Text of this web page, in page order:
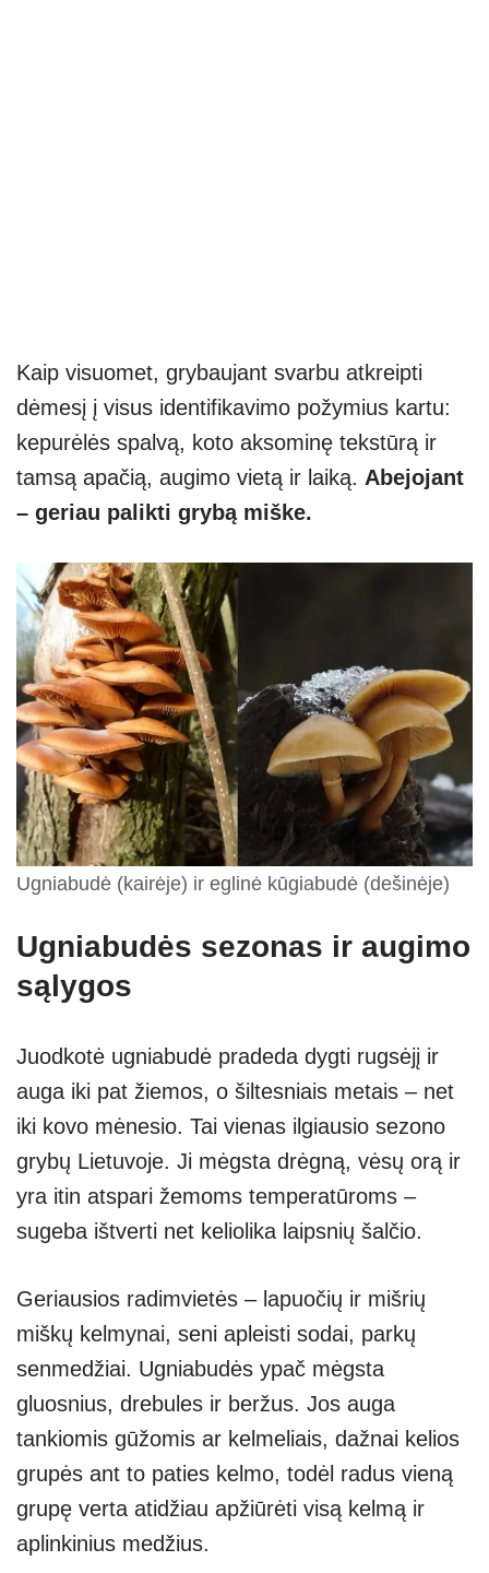
Kaip visuomet, grybaujant svarbu atkreipti
dėmesį į visus identifikavimo požymius kartu:
kepurėlės spalvą, koto aksominę tekstūrą ir
tamsą apačią, augimo vietą ir laiką. Abejojant
– geriau palikti grybą miške.
Ugniabudė (kairėje) ir eglinė kūgiabudė (dešinėje)
Ugniabudės sezonas ir augimo
sąlygos
Juodkotė ugniabudė pradeda dygti rugsėjį ir
auga iki pat žiemos, o šiltesniais metais – net
iki kovo mėnesio. Tai vienas ilgiausio sezono
grybų Lietuvoje. Ji mėgsta drėgną, vėsų orą ir
yra itin atspari žemoms temperatūroms –
sugeba ištverti net keliolika laipsnių šalčio.
Geriausios radimvietės – lapuočių ir mišrių
miškų kelmynai, seni apleisti sodai, parkų
senmedžiai. Ugniabudės ypač mėgsta
gluosnius, drebules ir beržus. Jos auga
tankiomis gūžomis ar kelmeliais, dažnai kelios
grupės ant to paties kelmo, todėl radus vieną
grupę verta atidžiau apžiūrėti visą kelmą ir
aplinkinius medžius.